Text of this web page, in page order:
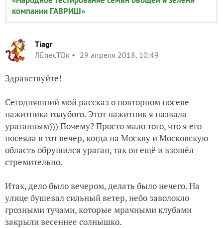
компании ГАВРИШ»
Tiagr
ЛЕпесТОк
29 апреля 2018, 10:49
Здравствуйте!
Сегодняшний мой рассказ о повторном посеве
пажитника голубого. Этот пажитник я назвала
ураганным))) Почему? Просто мало того, что я его
посеяла в тот вечер, когда на Москву и Московскую
область обрушился ураган, так он ещё и взошёл
стремительно.
Итак, дело было вечером, делать было нечего. На
улице бушевал сильный ветер, небо заволокло
грозными тучами, которые мрачными клубами
закрыли весеннее солнышко.